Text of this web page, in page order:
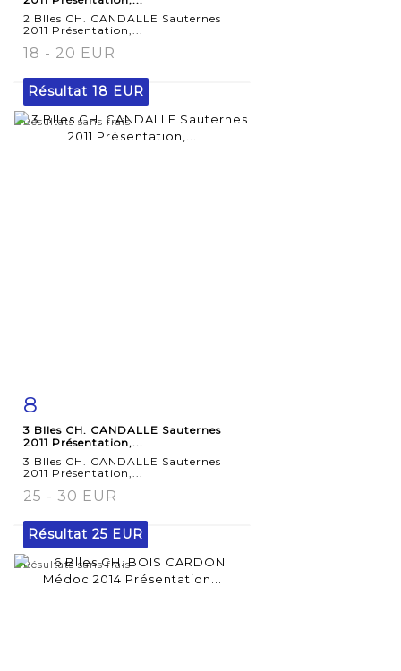
2 Blles CH. CANDALLE Sauternes
2011 Présentation,...
18 - 20 EUR
Résultat 18 EUR
Résultats sans frais
détaillée
8
3 Blles CH. CANDALLE Sauternes
2011 Présentation,...
3 Blles CH. CANDALLE Sauternes
2011 Présentation,...
25 - 30 EUR
Résultat 25 EUR
Résultats sans frais